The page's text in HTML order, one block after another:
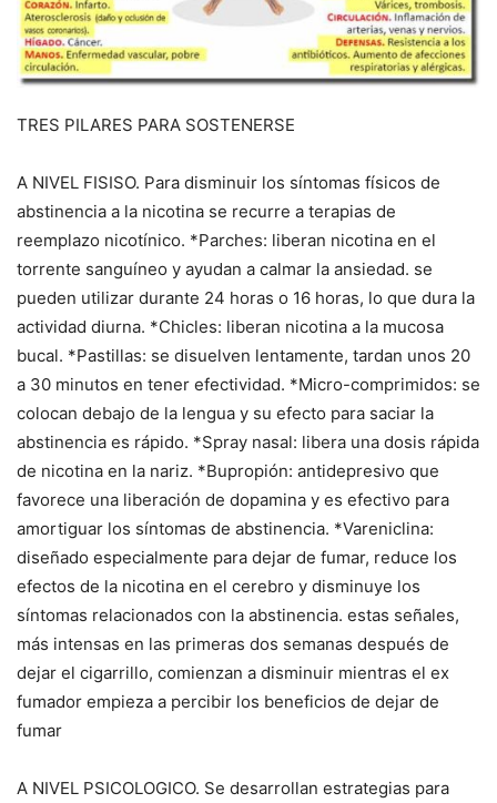
TRES PILARES PARA SOSTENERSE
A NIVEL FISISO. Para disminuir los síntomas físicos de
abstinencia a la nicotina se recurre a terapias de
reemplazo nicotínico. *Parches: liberan nicotina en el
torrente sanguíneo y ayudan a calmar la ansiedad. se
pueden utilizar durante 24 horas o 16 horas, lo que dura la
actividad diurna. *Chicles: liberan nicotina a la mucosa
bucal. *Pastillas: se disuelven lentamente, tardan unos 20
a 30 minutos en tener efectividad. *Micro-comprimidos: se
colocan debajo de la lengua y su efecto para saciar la
abstinencia es rápido. *Spray nasal: libera una dosis rápida
de nicotina en la nariz. *Bupropión: antidepresivo que
favorece una liberación de dopamina y es efectivo para
amortiguar los síntomas de abstinencia. *Vareniclina:
diseñado especialmente para dejar de fumar, reduce los
efectos de la nicotina en el cerebro y disminuye los
síntomas relacionados con la abstinencia. estas señales,
más intensas en las primeras dos semanas después de
dejar el cigarrillo, comienzan a disminuir mientras el ex
fumador empieza a percibir los beneficios de dejar de
fumar
A NIVEL PSICOLOGICO. Se desarrollan estrategias para